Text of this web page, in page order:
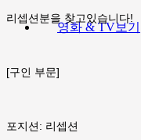
영화 & TV보기
리셉션분을 찾고있습니다!
[구인 부문]
포지션: 리셉션